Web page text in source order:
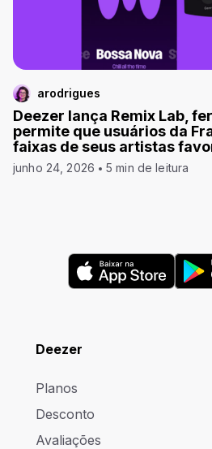
arodrigues
Deezer lança Remix Lab,
permite que usuários da
faixas de seus artistas
junho 24, 2026 5 min de leitura
Deezer
Planos
Desconto
Avaliações